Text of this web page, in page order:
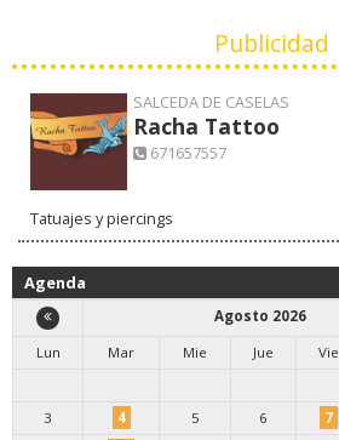
Publicidad
SALCEDA DE CASELAS
Racha Tattoo
671657557
Tatuajes y piercings
Agenda
Agosto 2026
Lun
Mar Mie Jue Vie
3
4 5 6 7